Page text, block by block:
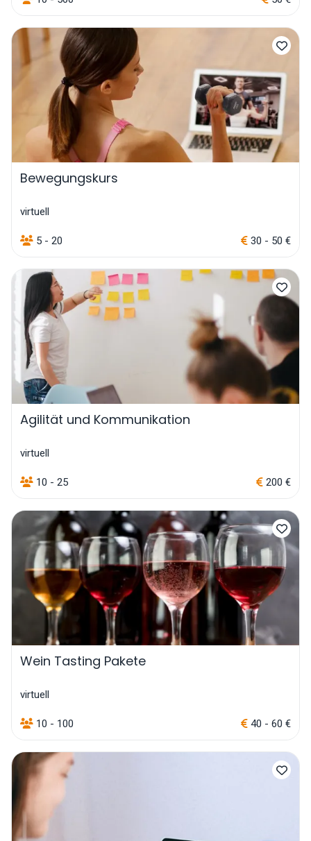
Bewegungskurs
virtuell
5 - 20 30 - 50 €
Agilität und Kommunikation
virtuell
10 - 25 200 €
Wein Tasting Pakete
virtuell
10 - 100 40 - 60 €